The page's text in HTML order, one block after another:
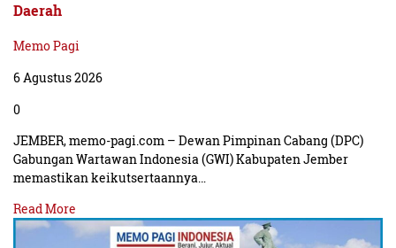
Daerah
Memo Pagi
6 Agustus 2026
0
JEMBER, memo-pagi.com – Dewan Pimpinan Cabang (DPC)
Gabungan Wartawan Indonesia (GWI) Kabupaten Jember
memastikan keikutsertaannya…
Read More